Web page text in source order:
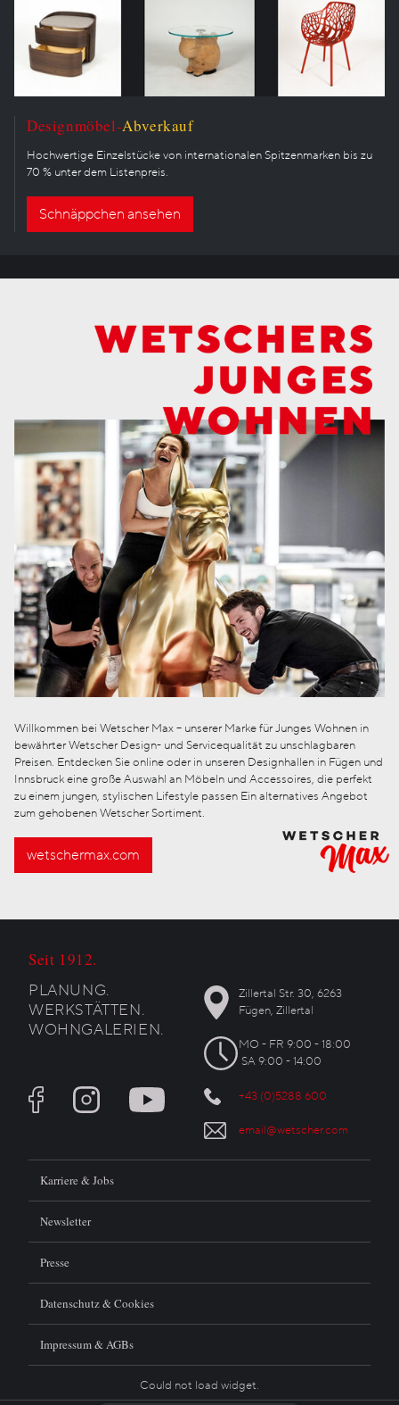
Designmöbel-Abverkauf
Hochwertige Einzelstücke von internationalen Spitzenmarken bis zu
70 % unter dem Listenpreis.
Schnäppchen ansehen
Willkommen bei Wetscher Max – unserer Marke für Junges Wohnen in
bewährter Wetscher Design- und Servicequalität zu unschlagbaren
Preisen. Entdecken Sie online oder in unseren Designhallen in Fügen und
Innsbruck eine große Auswahl an Möbeln und Accessoires, die perfekt
zu einem jungen, stylischen Lifestyle passen Ein alternatives Angebot
zum gehobenen Wetscher Sortiment.
wetschermax.com
Seit 1912.
PLANUNG.
WERKSTÄTTEN.
WOHNGALERIEN.
Zillertal Str. 30, 6263
Fügen, Zillertal
MO - FR 9:00 - 18:00
SA 9:00 - 14:00
+43 (0)5288 600
email@wetscher.com
Karriere & Jobs
Newsletter
Presse
Datenschutz & Cookies
Impressum & AGBs
Could not load widget.